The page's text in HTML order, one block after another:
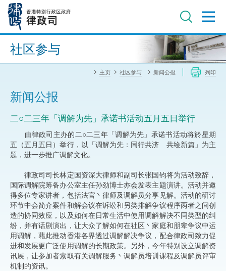
内
进阶搜寻
社区参与
主页 社区参与 新闻公报 列印
新闻公报
二○二三年「调解为先」承诺书活动五月五日举行
由律政司主办的二○二三年「调解为先」承诺书活动将於星期
五（五月五日）举行，以「调解为先：同行共济 共绘新篇」为主
题，进一步推广调解文化。
律政司司长林定国资深大律师和副司长张国钧将为活动致辞，
国际调解院筹备办公室主任孙劲博士亦会发表主题演讲。活动并邀
得多位专家讲者，包括法官丶律师及调解员分享见解。活动的研讨
环节中会简介案件和解会议在诉讼和另类排解争议程序两者之间创
造的协同效应，以及如何在日常生活中使用调解解决不同类型的纠
纷，并有话剧演出，让大众了解如何在社区丶家庭和朋辈争议中运
用调解，藉此推动香港各界透过调解解决争议，配合律政司致力促
进和发展更广泛使用调解的长期政策。另外，今年特别设立调解资
讯展，让参加者索取有关调解服务丶调解员培训课程及调解员评审
机制的资讯。